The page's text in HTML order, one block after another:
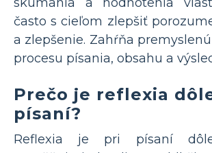
často s cieľom zlepšiť
a zlepšenie. Zahŕňa
procesu písania, obsahu a
Prečo je reflexia
písaní?
Reflexia je pri písaní